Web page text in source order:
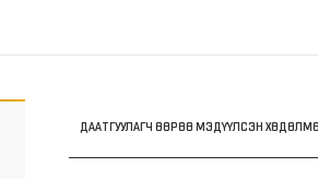
ДААТГУУЛАГЧ ӨӨРӨӨ МЭДҮҮЛСЭН